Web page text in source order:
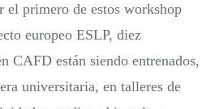
el primero de estos workshop
europeo ESLP, diez
CAFD están siendo entrenados,
universitaria, en talleres de